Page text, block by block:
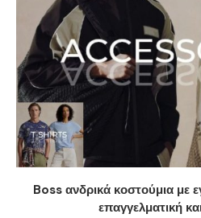
Boss ανδρικά κοστούμια με
επαγγελματική